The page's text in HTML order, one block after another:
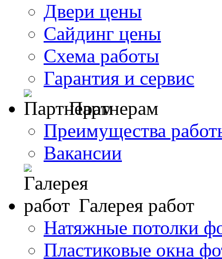
Двери цены
Сайдинг цены
Схема работы
Гарантия и сервис
Партнерам
Преимущества
Вакансии
Галерея работ
Натяжные потолки
Пластиковые окна